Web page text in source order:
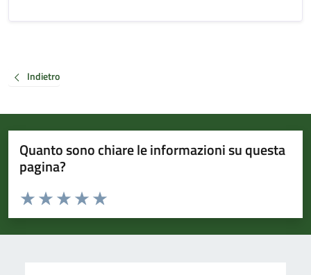
Indietro
Quanto sono chiare le informazioni su questa
pagina?
Valuta da 1 a 5 stelle la pagina
Valuta 5 stelle su 5
Valuta 4 stelle su 5
Valuta 3 stelle su 5
Valuta 2 stelle su 5
Valuta 1 stelle su 5